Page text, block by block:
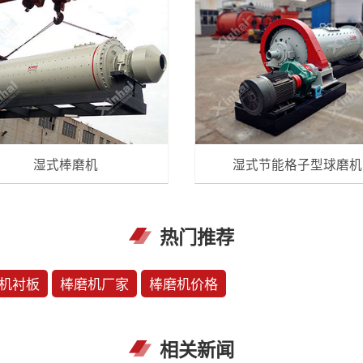
湿式棒磨机 湿式节能格子型球磨机
热门推荐
衬板 棒磨机厂家 棒磨机价格
相关新闻